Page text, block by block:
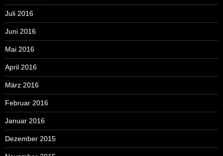
Juli 2016
Juni 2016
Mai 2016
April 2016
März 2016
Februar 2016
Januar 2016
Dezember 2015